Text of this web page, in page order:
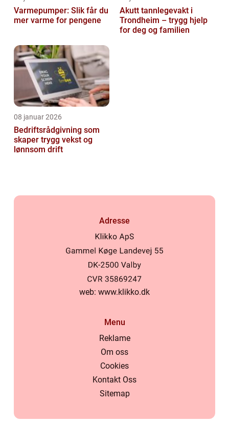
Varmepumper: Slik får du
mer varme for pengene
Akutt tannlegevakt i
Trondheim – trygg hjelp
for deg og familien
08 januar 2026
Bedriftsrådgivning som
skaper trygg vekst og
lønnsom drift
Adresse
web: www.klikko.dk
Menu
Reklame
Om oss
Cookies
Kontakt Oss
Sitemap